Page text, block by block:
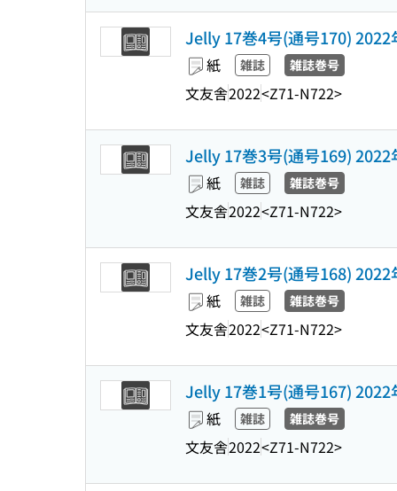
Jelly 17巻4号(通号170) 2022
紙 雑誌 雑誌巻号
文友舎2022<Z71-N722>
Jelly 17巻3号(通号169) 2022
紙 雑誌 雑誌巻号
文友舎2022<Z71-N722>
Jelly 17巻2号(通号168) 2022
紙 雑誌 雑誌巻号
文友舎2022<Z71-N722>
Jelly 17巻1号(通号167) 2022
紙 雑誌 雑誌巻号
文友舎2022<Z71-N722>